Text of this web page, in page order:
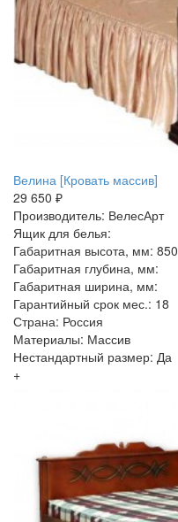
Велина [Кровать массив]
29 650 ₽
Производитель: ВелесАрт
Ящик для белья:
Габаритная высота, мм: 850
Габаритная глубина, мм:
Габаритная ширина, мм:
Гарантийный срок мес.: 18
Страна: Россия
Материалы: Массив
Нестандартный размер: Да
+